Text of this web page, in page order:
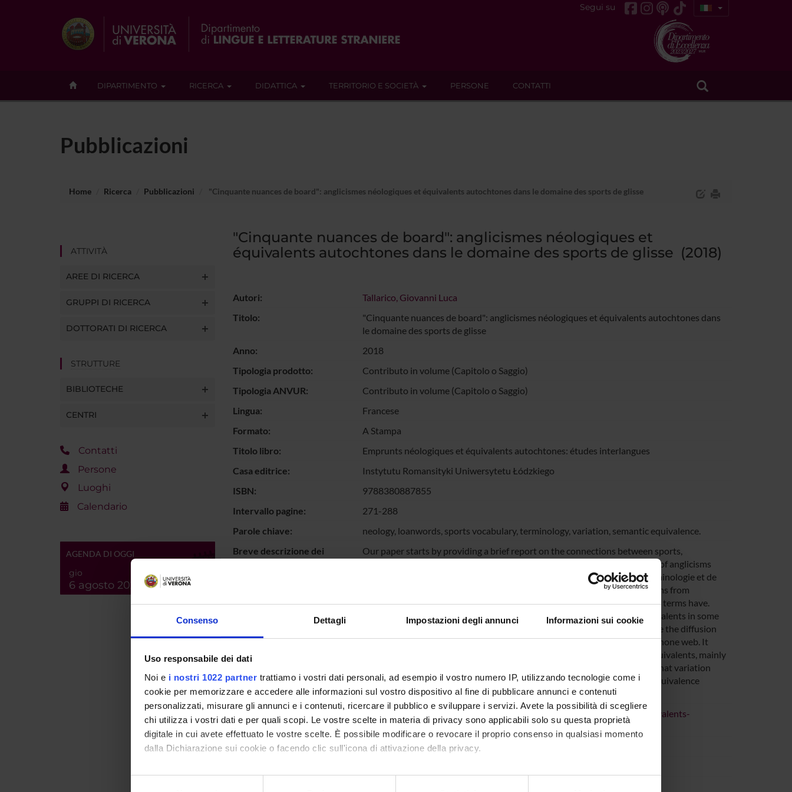
Consenso Dettagli Impostazioni degli annunci Informazioni sui cookie
Uso responsabile dei dati
Noi e i nostri 1022 partner trattiamo i vostri dati personali, ad esempio il vostro numero IP, utilizzando tecnologie come i
cookie per memorizzare e accedere alle informazioni sul vostro dispositivo al fine di pubblicare annunci e contenuti
personalizzati, misurare gli annunci e i contenuti, ricercare il pubblico e sviluppare i servizi. Avete la possibilità di scegliere
chi utilizza i vostri dati e per quali scopi. Le vostre scelte in materia di privacy sono applicabili solo su questa proprietà
digitale in cui avete effettuato le vostre scelte. È possibile modificare o revocare il proprio consenso in qualsiasi momento
dalla Dichiarazione sui cookie o facendo clic sull'icona di attivazione della privacy.
Con il tuo consenso, vorremmo anche:
Segui su
DIPARTIMENTO RICERCA DIDATTICA TERRITORIO E SOCIETÀ PERSONE CONTATTI
Pubblicazioni
Home Ricerca Pubblicazioni "Cinquante nuances de board": anglicismes néologiques et équivalents autochtones dans le domaine des sports de glisse
ATTIVITÀ
AREE DI RICERCA
GRUPPI DI RICERCA
DOTTORATI DI RICERCA
STRUTTURE
BIBLIOTECHE
CENTRI
Contatti
Persone
Luoghi
Calendario
AGENDA DI OGGI
gio
6 agosto 2026
"Cinquante nuances de board": anglicismes néologiques et
équivalents autochtones dans le domaine des sports de glisse (2018)
Autori:
Tallarico, Giovanni Luca
Titolo:
"Cinquante nuances de board": anglicismes néologiques et équivalents autochtones dans
le domaine des sports de glisse
Anno:
2018
Tipologia prodotto:
Contributo in volume (Capitolo o Saggio)
Tipologia ANVUR:
Contributo in volume (Capitolo o Saggio)
Lingua:
Francese
Formato:
A Stampa
Titolo libro:
Emprunts néologiques et équivalents autochtones: études interlangues
Casa editrice:
Instytutu Romansityki Uniwersytetu Łódzkiego
ISBN:
9788380887855
Intervallo pagine:
271-288
Parole chiave:
neology, loanwords, sports vocabulary, terminology, variation, semantic equivalence.
Breve descrizione dei
Our paper starts by providing a brief report on the connections between sports,
terminology and loanwords in contemporary French, highlighting the role of anglicisms
and the important work carried out by the Commission spécialisée de terminologie et de
néologie des sports. Our study deals with a sample of about 50 official terms from
boardsports, which we illustrate through the semantic relations that these terms have.
After having analysed the presence of loanwords and of their French equivalents in some
contemporary dictionaries, both general and specialized, we try to measure the diffusion
of these terms in Neoveille database, in L’Équipe.fr website and in Francophone web. It
turns out that loanwords are much more widespread than their French equivalents, mainly
for historical, geographical and socio-cultural reasons. Finally, we remark that variation
affects boardsport vocabulary at more than one level and that semantic equivalence
between official terms and loanwords is at times problematic.
Pagina Web:
https://wydawnictwo.uni.lodz.pl/produkt/emprunts-neologiques-et-equivalents-
autochtones-etudes-interlangues/
Id prodotto:
101873